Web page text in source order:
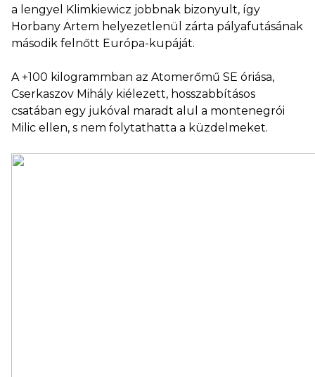
a lengyel Klimkiewicz jobbnak bizonyult, így
Horbany Artem helyezetlenül zárta pályafutásának
második felnőtt Európa-kupáját.
A +100 kilogrammban az Atomerőmű SE óriása,
Cserkaszov Mihály kiélezett, hosszabbításos
csatában egy jukóval maradt alul a montenegrói
Milic ellen, s nem folytathatta a küzdelmeket.